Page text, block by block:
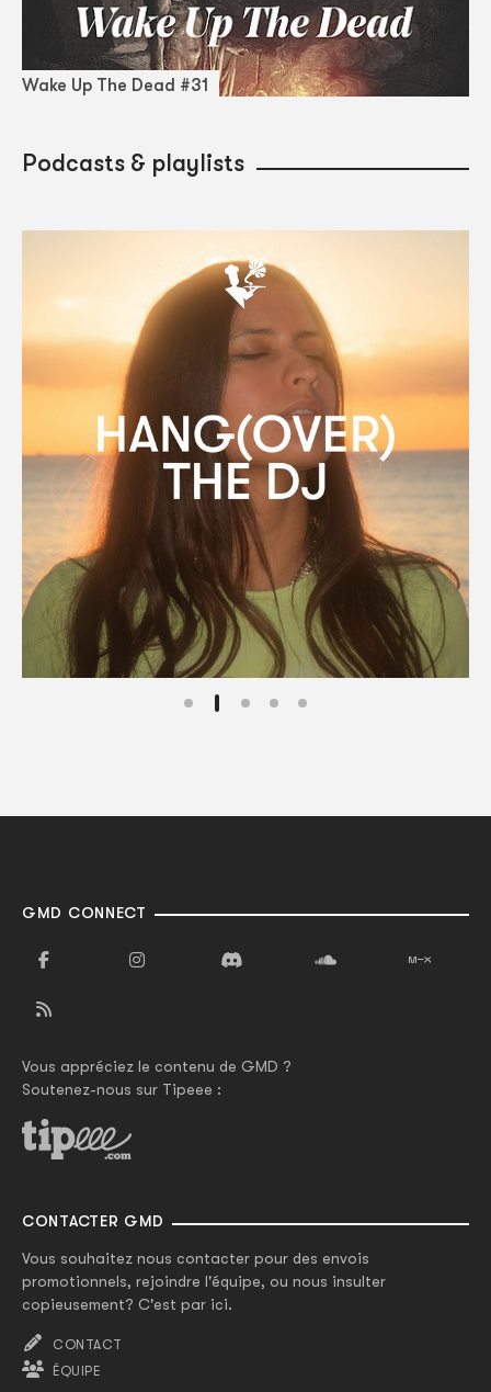
Wake Up The Dead #31
Podcasts & playlists
GMD CONNECT
Vous appréciez le contenu de GMD ?
Soutenez-nous sur Tipeee :
CONTACTER GMD
Vous souhaitez nous contacter pour des envois
promotionnels, rejoindre l'équipe, ou nous insulter
copieusement? C'est par ici.
CONTACT
ÉQUIPE